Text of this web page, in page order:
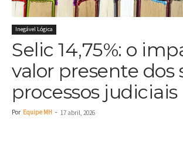
Inegável Lógica
Selic 14,75%: o
valor presente dos
processos judiciais
Por Equipe MH - 17 abril, 2026